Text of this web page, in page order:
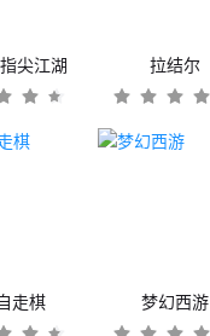
尖江湖 拉结尔
走棋 梦幻西游